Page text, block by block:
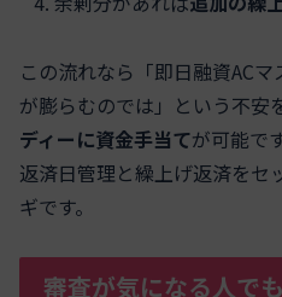
この流れなら「即日融資AC
が膨らむのでは」という不安
ディーに資金手当てが可能で
返済日管理と繰上げ返済をセ
ギです。
審査が気になる人で